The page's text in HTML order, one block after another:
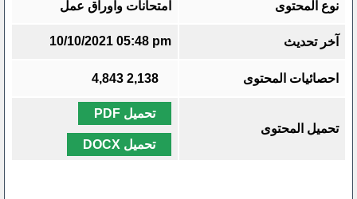
نوع المحتوى امتحانات واوراق عمل
آخر تحديث 10/10/2021 05:48 pm
احصائيات المحتوى 2,138
4,843
تحميل المحتوى
تحميل PDF
تحميل DOCX